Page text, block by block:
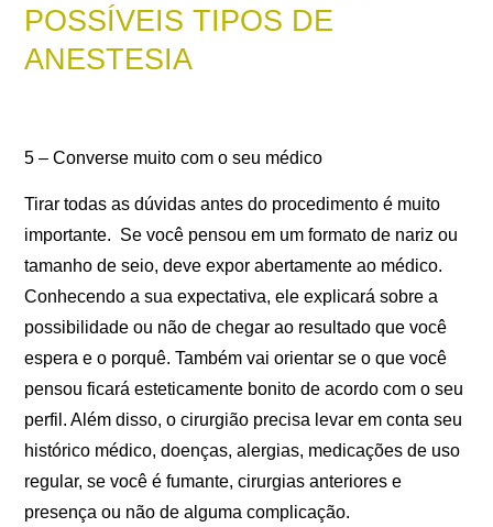
POSSÍVEIS TIPOS DE
ANESTESIA
5 – Converse muito com o seu médico
Tirar todas as dúvidas antes do procedimento é muito
importante. Se você pensou em um formato de nariz ou
tamanho de seio, deve expor abertamente ao médico.
Conhecendo a sua expectativa, ele explicará sobre a
possibilidade ou não de chegar ao resultado que você
espera e o porquê. Também vai orientar se o que você
pensou ficará esteticamente bonito de acordo com o seu
perfil. Além disso, o cirurgião precisa levar em conta seu
histórico médico, doenças, alergias, medicações de uso
regular, se você é fumante, cirurgias anteriores e
presença ou não de alguma complicação.